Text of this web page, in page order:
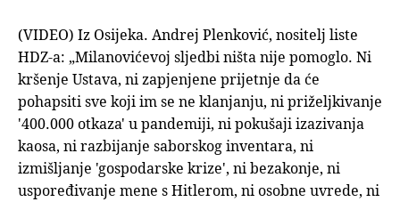
(VIDEO) Iz Osijeka. Andrej Plenković, nositelj liste
HDZ-a: „Milanovićevoj sljedbi ništa nije pomoglo. Ni
kršenje Ustava, ni zapjenjene prijetnje da će
pohapsiti sve koji im se ne klanjanju, ni priželjkivanje
'400.000 otkaza' u pandemiji, ni pokušaji izazivanja
kaosa, ni razbijanje saborskog inventara, ni
izmišljanje 'gospodarske krize', ni bezakonje, ni
uspoređivanje mene s Hitlerom, ni osobne uvrede, ni